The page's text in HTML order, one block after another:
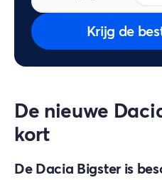
De nieuwe
kort
De Dacia Bigster is
Krijg de